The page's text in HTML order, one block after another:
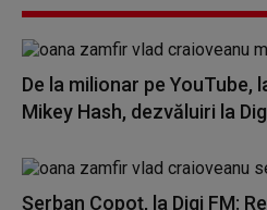
De la milionar pe YouTube,
Mikey Hash, dezvăluiri la
Șerban Copoț, la Digi FM: